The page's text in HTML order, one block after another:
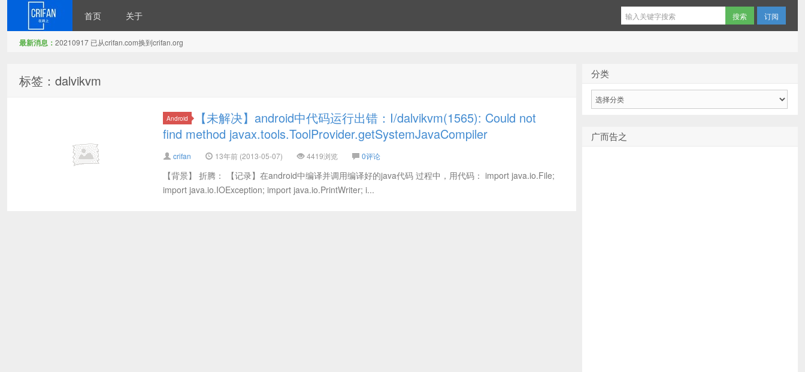
首页 关于 订阅
最新消息： 20210917 已从crifan.com换到crifan.org
标签：dalvikvm
Android
【未解决】android中代码运行出错：I/dalvikvm(1565): Could not
find method javax.tools.ToolProvider.getSystemJavaCompiler
crifan 13年前 (2013-05-07) 4419浏览 0评论
【背景】 折腾： 【记录】在android中编译并调用编译好的java代码 过程中，用代码： import java.io.File;
import java.io.IOException; import java.io.PrintWriter; i...
分类
广而告之